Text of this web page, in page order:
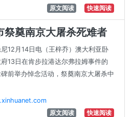
原文阅读
快速阅读
祭奠南京大屠杀死难者
12月14日电（王梓乔）澳大利亚卧
13日在肯步拉港达尔弗拉姆事件的
碑前举办悼念活动，祭奠南京大屠杀中
原文阅读
快速阅读